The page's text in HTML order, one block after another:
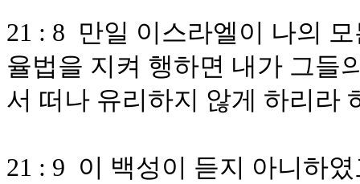
21 : 8 만일 이스라엘이 나의
율법을 지켜 행하면 내가 그들
서 떠나 유리하지 않게 하리라
21 : 9 이 백성이 듣지 아니하